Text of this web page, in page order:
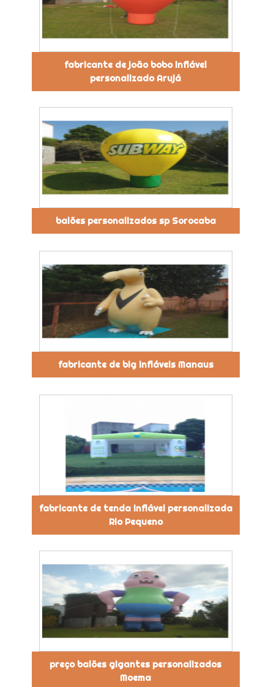
fabricante de joão bobo inflável
personalizado Arujá
balões personalizados sp Sorocaba
fabricante de big infláveis Manaus
fabricante de tenda inflável personalizada
Rio Pequeno
preço balões gigantes personalizados
Moema